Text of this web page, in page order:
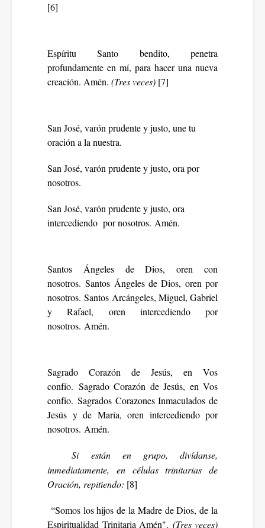
[6]
Espíritu Santo bendito, penetra
profundamente en mí, para hacer una nueva
creación. Amén. (Tres veces) [7]
San José, varón prudente y justo, une tu
oración a la nuestra.
San José, varón prudente y justo, ora por
nosotros.
San José, varón prudente y justo, ora
intercediendo por nosotros. Amén.
Santos Ángeles de Dios, oren con
nosotros.Santos Ángeles de Dios, oren por
nosotros. Santos Arcángeles, Miguel, Gabriel
y Rafael, oren intercediendo por
nosotros. Amén.
Sagrado Corazón de Jesús, en Vos
confío. Sagrado Corazón de Jesús, en Vos
confío. Sagrados Corazones Inmaculados de
Jesús y de María, oren intercediendo por
nosotros. Amén.
Si están en grupo, divídanse,
inmediatamente, en células trinitarias de
Oración, repitiendo: [8]
“Somos los hijos de la Madre de Dios, de la
Espiritualidad Trinitaria Amén". (Tres veces)